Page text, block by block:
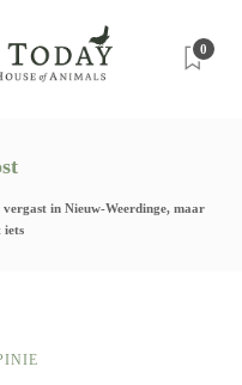
0
vergast in Nieuw-Weerdinge, maar
iets